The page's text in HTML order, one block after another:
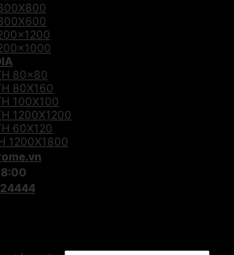
80×80
80X160
100X100
1200X1200
60X120
1200X1800